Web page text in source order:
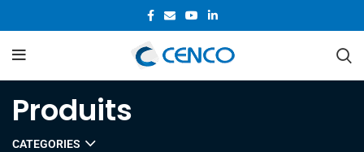
Produits
CATEGORIES